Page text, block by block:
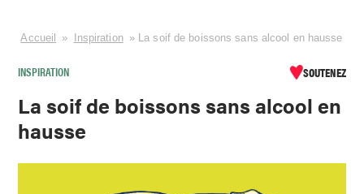
Accueil » Inspiration » La soif de boissons sans alcool en hausse
INSPIRATION SOUTENEZ
La soif de boissons sans alcool en
hausse